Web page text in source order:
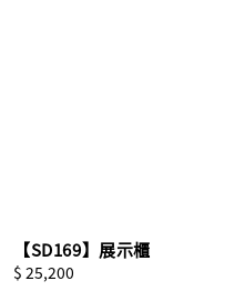
【SD169】展示櫃
Regular
$ 25,200